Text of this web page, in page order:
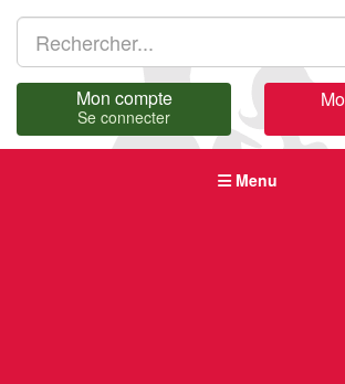
Mon compte
Se connecter
Menu